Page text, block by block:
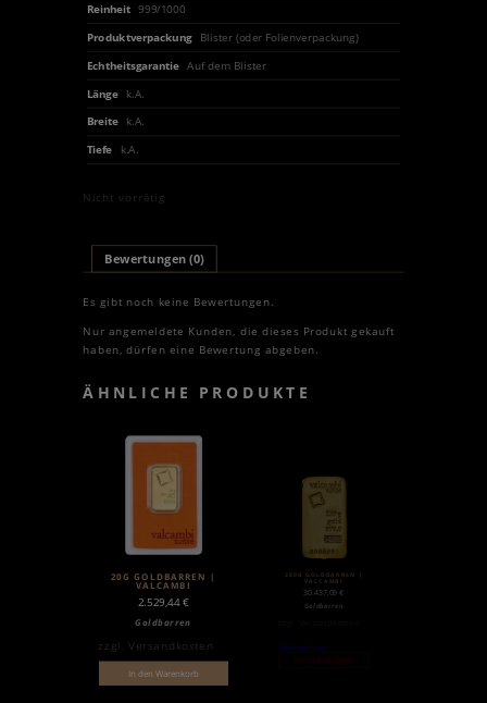
Reinheit 999/1000
Produktverpackung
Blister (oder Folienverpackung)
Echtheitsgarantie Auf dem Blister
Länge
k.A.
Breite
k.A.
Tiefe k.A.
Nicht vorrätig
Bewertungen (0)
Es gibt noch keine Bewertungen.
Nur angemeldete Kunden, die dieses Produkt gekauft
haben, dürfen eine Bewertung abgeben.
ÄHNLICHE PRODUKTE
20G GOLDBARREN |
VALCAMBI
2.529,44€
Goldbarren
zzgl.Versandkosten
In den Warenkorb
250G GOLDBARREN |
VALCAMBI
30.437,09€
Goldbarren
Weiterlesen
Nicht auf Lager